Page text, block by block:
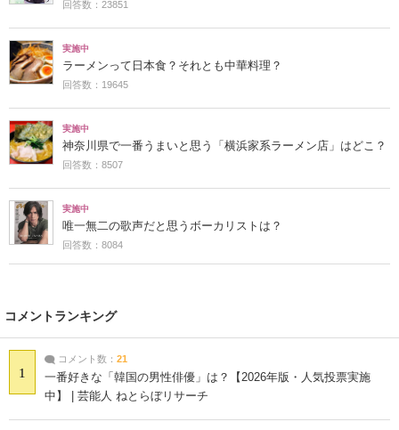
回答数：23851
実施中
ラーメンって日本食？それとも中華料理？
回答数：19645
実施中
神奈川県で一番うまいと思う「横浜家系ラーメン店」はどこ？
回答数：8507
実施中
唯一無二の歌声だと思うボーカリストは？
回答数：8084
コメントランキング
1
コメント数： 21
一番好きな「韓国の男性俳優」は？【2026年版・人気投票実施
中】 | 芸能人 ねとらぼリサーチ